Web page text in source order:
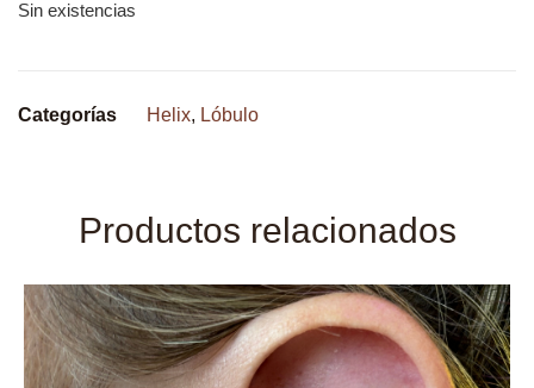
Sin existencias
Categorías Helix, Lóbulo
Productos relacionados